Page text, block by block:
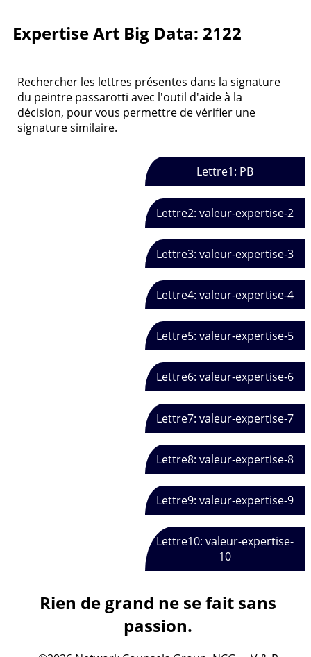
Expertise Art Big Data: 2122
Rechercher les lettres présentes dans la signature
du peintre passarotti avec l'outil d'aide à la
décision, pour vous permettre de vérifier une
signature similaire.
Lettre1: PB
Lettre2: valeur-expertise-2
Lettre3: valeur-expertise-3
Lettre4: valeur-expertise-4
Lettre5: valeur-expertise-5
Lettre6: valeur-expertise-6
Lettre7: valeur-expertise-7
Lettre8: valeur-expertise-8
Lettre9: valeur-expertise-9
Lettre10: valeur-expertise-
10
Rien de grand ne se fait sans
passion.